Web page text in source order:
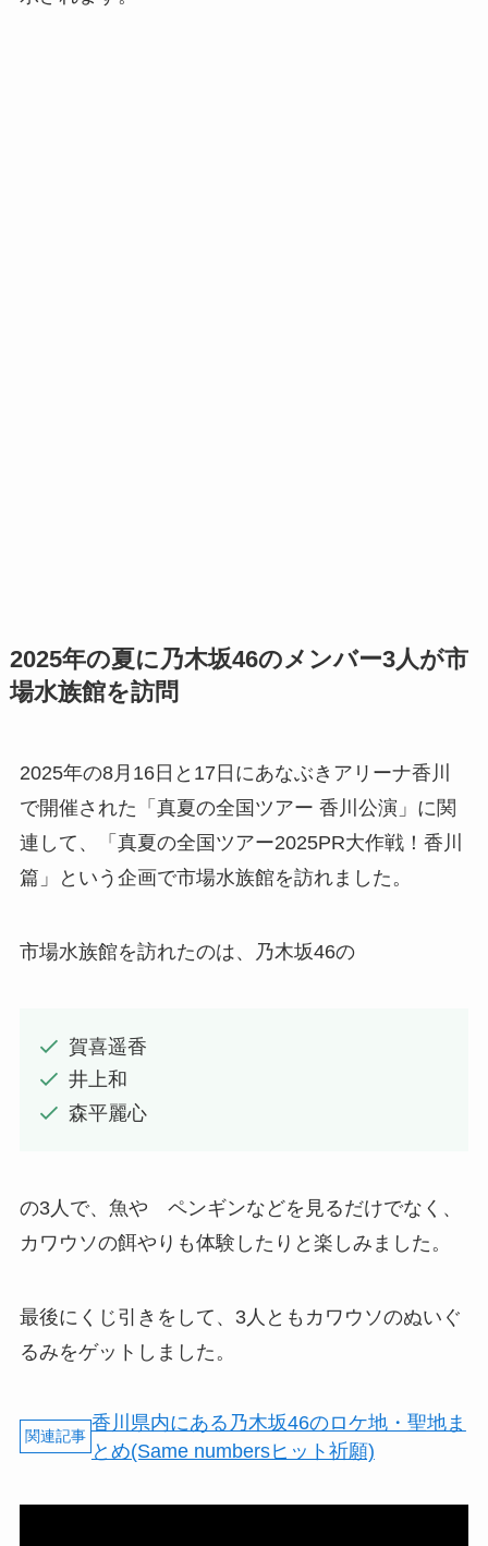
2025年の夏に乃木坂46のメンバー3人が市
場水族館を訪問
2025年の8月16日と17日にあなぶきアリーナ香川
で開催された「真夏の全国ツアー 香川公演」に関
連して、「真夏の全国ツアー2025PR大作戦！香川
篇」という企画で市場水族館を訪れました。
市場水族館を訪れたのは、乃木坂46の
賀喜遥香
井上和
森平麗心
の3人で、魚や ペンギンなどを見るだけでなく、
カワウソの餌やりも体験したりと楽しみました。
最後にくじ引きをして、3人ともカワウソのぬいぐ
るみをゲットしました。
香川県内にある乃木坂46のロケ地・聖地ま
とめ(Same numbersヒット祈願)